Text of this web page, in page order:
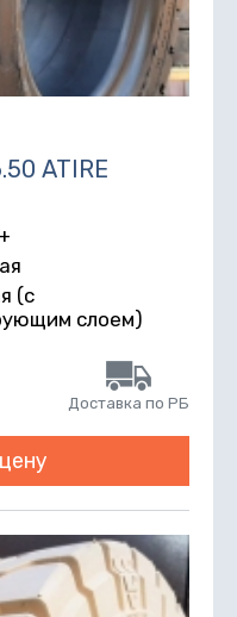
ATIRE
(с
слоем)
Доставка по РБ